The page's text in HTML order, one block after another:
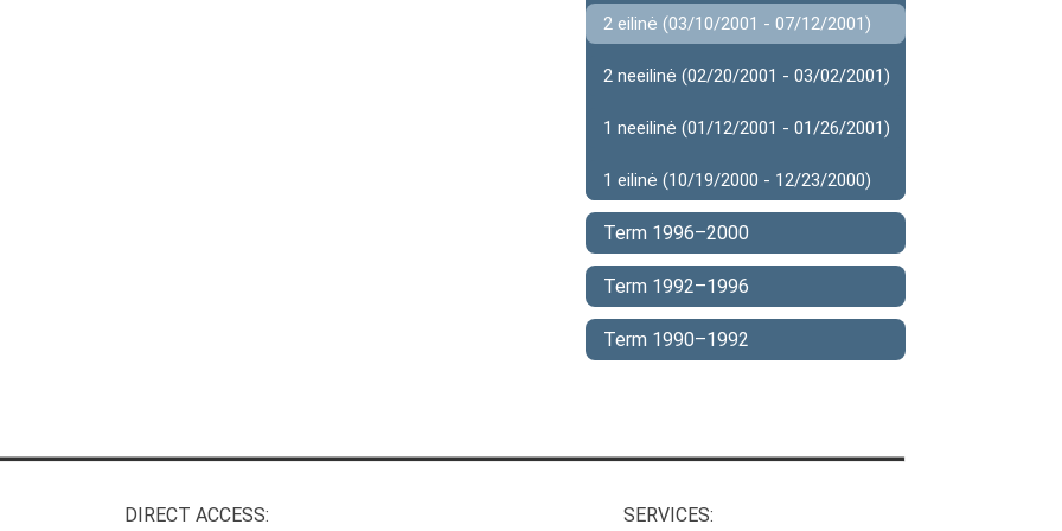
2 eilinė (03/10/2001 - 07/12/2001)
2 neeilinė (02/20/2001 - 03/02/2001)
1 neeilinė (01/12/2001 - 01/26/2001)
1 eilinė (10/19/2000 - 12/23/2000)
Term 1996–2000
Term 1992–1996
Term 1990–1992
DIRECT ACCESS: SERVICES: